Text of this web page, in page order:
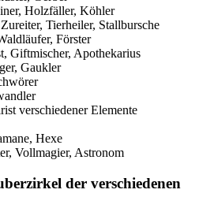
Holzfäller, Köhler
Tierheiler, Stallbursche
Förster
Giftmischer, Apothekarius
Gaukler
verschiedener Elemente
Hexe
Vollmagier, Astronom
der verschiedenen